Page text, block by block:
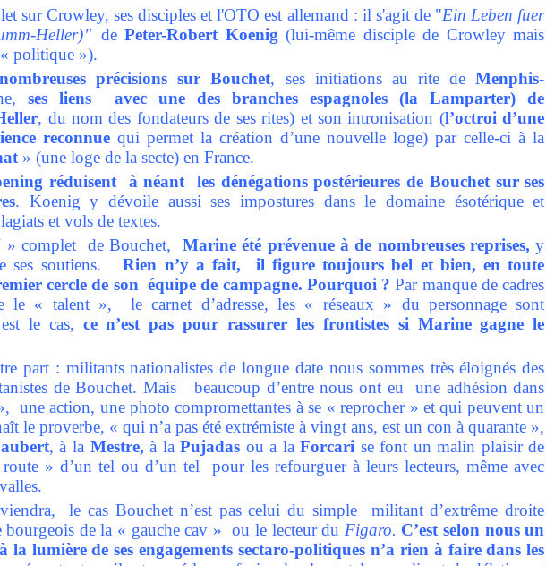
sur Crowley, ses disciples et l'OTO est allemand : il s'agit de "Ein Leben fuer
Heller)" dePeter-Robert Koenig (lui-même disciple de Crowley mais
politique »).
précisions sur Bouchet, ses initiations au rite deMenphis-
ses liens avec une des branches espagnoles (la Lamparter) de
, du nom des fondateurs de ses rites) et son intronisation (l’octroi d’une
reconnue qui permet la création d’une nouvelle loge) par celle-ci à la
» (une loge de la secte) en France.
réduisent à néant les dénégations postérieures de Bouchet sur ses
. Koenig y dévoile aussi ses impostures dans le domaine ésotérique et
et vols de textes.
complet de Bouchet, Marine été prévenue à de nombreuses reprises,y
ses soutiens. Rien n’y a fait, il figure toujours bel et bien, en toute
cercle de son équipe de campagne. Pourquoi ? Par manque de cadres
le « talent », le carnet d’adresse, les « réseaux » du personnage sont
le cas, ce n’est pas pour rassurer les frontistes si Marine gagne le
part : militants nationalistes de longue date nous sommes très éloignés des
de Bouchet. Mais beaucoup d’entre nous ont eu une adhésion dans
une action, une photo compromettantes à se « reprocher » et qui peuvent un
le proverbe, « qui n’a pas été extrémiste à vingt ans, est un con à quarante »,
, à la Mestre,à la Pujadas ou a laForcari se font un malin plaisir de
» d’un tel ou d’un tel pour les refourguer à leurs lecteurs, même avec
le cas Bouchet n’est pas celui du simple militant d’extrême droite
bourgeois de la « gauche cav » ou le lecteur du Figaro. C’est selon nous un
lumière de ses engagements sectaro-politiques n’a rien à faire dans les